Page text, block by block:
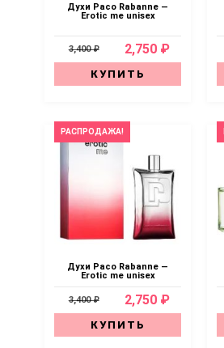
Духи Paco Rabanne —
Erotic me unisex
3,400 ₽ 2,750 ₽
КУПИТЬ
РАСПРОДАЖА!
Духи Paco Rabanne —
Erotic me unisex
3,400 ₽ 2,750 ₽
КУПИТЬ